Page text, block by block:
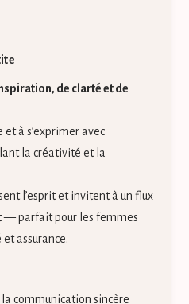
de clarté et de
à s’exprimer avec
la créativité et la
l’esprit et invitent à un flux
— parfait pour les femmes
assurance.
communication sincère